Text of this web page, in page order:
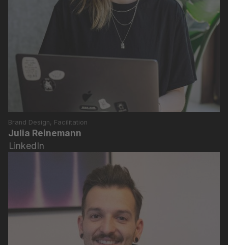
Brand Design, Facilitation
Julia Reinemann
LinkedIn